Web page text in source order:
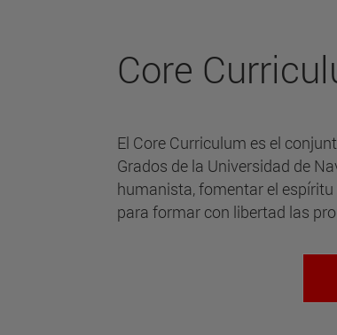
Core
El Core Curriculum es el
Grados de la Universidad de
humanista, fomentar el
para formar con libertad las